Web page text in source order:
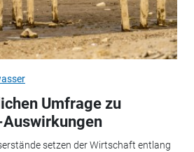
Umfrage zu
setzen der Wirtschaft entlang